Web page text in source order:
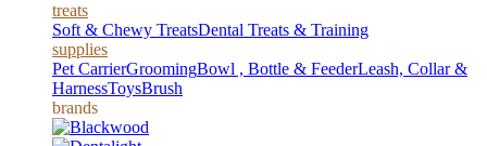
treats
Soft & Chewy TreatsDental Treats & Training
supplies
Pet CarrierGroomingBowl , Bottle & FeederLeash, Collar &
HarnessToysBrush
brands